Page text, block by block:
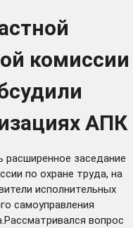
комиссии
АПК
расширенное заседание
по охране труда, на
исполнительных
самоуправления
вопрос